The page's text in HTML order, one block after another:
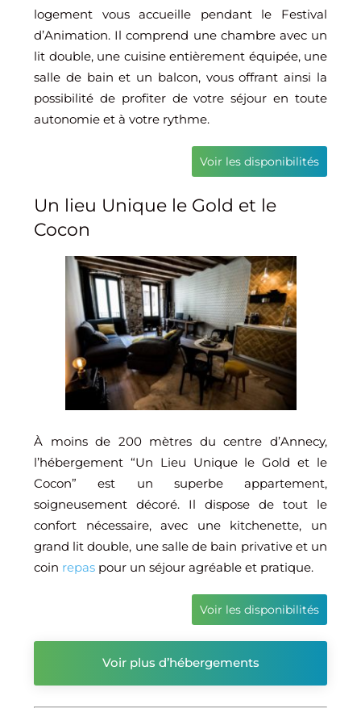
logement vous accueille pendant le Festival
d’Animation. Il comprend une chambre avec un
lit double, une cuisine entièrement équipée, une
salle de bain et un balcon, vous offrant ainsi la
possibilité de profiter de votre séjour en toute
autonomie et à votre rythme.
Voir les disponibilités
Un lieu Unique le Gold et le
Cocon
À moins de 200 mètres du centre d’Annecy,
l’hébergement “Un Lieu Unique le Gold et le
Cocon” est un superbe appartement,
soigneusement décoré. Il dispose de tout le
confort nécessaire, avec une kitchenette, un
grand lit double, une salle de bain privative et un
coin repas pour un séjour agréable et pratique.
Voir les disponibilités
Voir plus d’hébergements